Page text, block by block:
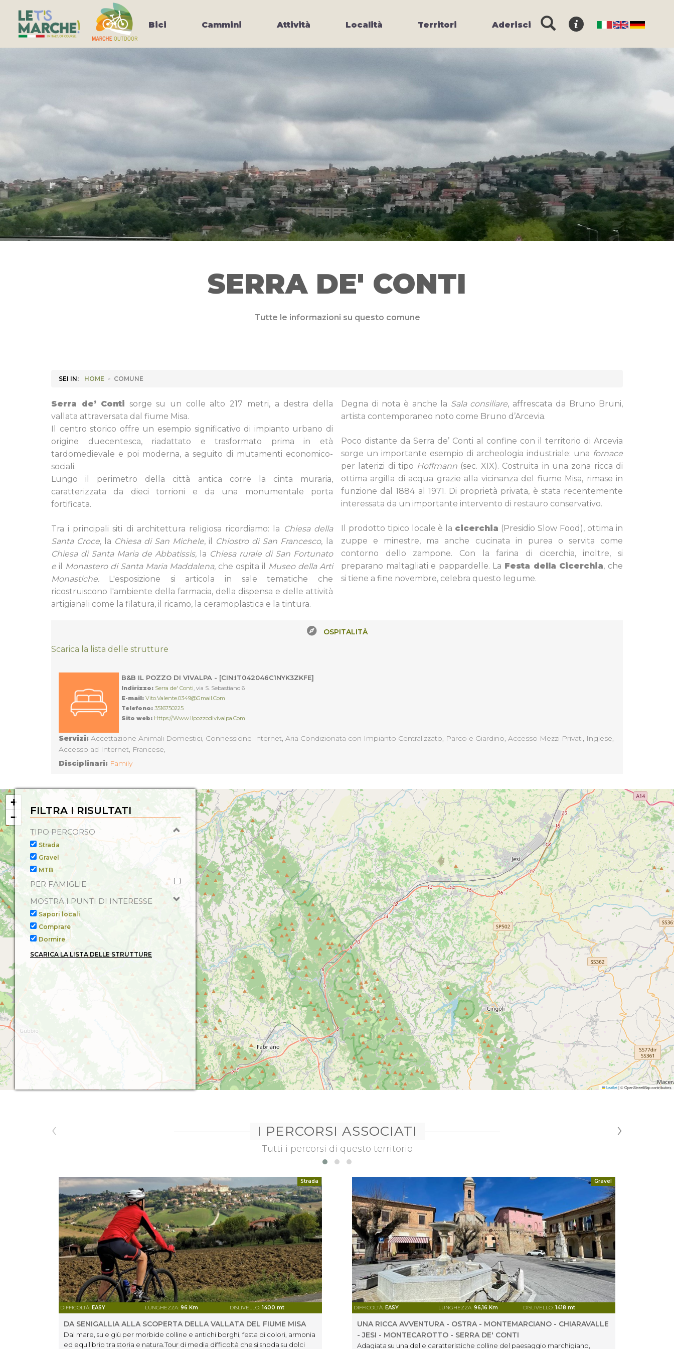
Bici Cammini Attività Località Territori Aderisci
SERRA DE' CONTI
Tutte le informazioni su questo comune
SEI IN: HOME > COMUNE
Serra de’ Conti sorge su un colle alto 217 metri, a destra della
vallata attraversata dal fiume Misa.
Il centro storico offre un esempio significativo di impianto urbano di
origine duecentesca, riadattato e trasformato prima in età
tardomedievale e poi moderna, a seguito di mutamenti economico-
sociali.
Lungo il perimetro della città antica corre la cinta muraria,
caratterizzata da dieci torrioni e da una monumentale porta
fortificata.
Tra i principali siti di architettura religiosa ricordiamo: la Chiesa della
Santa Croce, la Chiesa di San Michele, il Chiostro di San Francesco, la
Chiesa di Santa Maria de Abbatissis,
la Chiesa rurale di San Fortunato
e il Monastero di Santa Maria Maddalena, che ospita il
Museo della Arti
Monastiche.
L'esposizione si articola in sale tematiche che
ricostruiscono l'ambiente della farmacia, della dispensa e delle attività
artigianali come la filatura, il ricamo, la ceramoplastica e la tintura.
Degna di nota è anche la Sala consiliare, affrescata da Bruno Bruni,
artista contemporaneo noto come Bruno d’Arcevia.
Poco distante da Serra de’ Conti al confine con il territorio di Arcevia
sorge un importante esempio di archeologia industriale: una fornace
per laterizi di tipo Hoffmann (sec. XIX). Costruita in una zona ricca di
ottima argilla di acqua grazie alla vicinanza del fiume Misa, rimase in
funzione dal 1884 al 1971. Di proprietà privata, è stata recentemente
interessata da un importante intervento di restauro conservativo.
Il prodotto tipico locale è la cicerchia (Presidio Slow Food), ottima in
zuppe e minestre, ma anche cucinata in purea o servita come
contorno dello zampone. Con la farina di cicerchia, inoltre, si
preparano maltagliati e pappardelle. La Festa della Cicerchia, che
si tiene a fine novembre, celebra questo legume.
OSPITALITÀ
Scarica la lista delle strutture
B&B IL POZZO DI VIVALPA - [CIN:IT042046C1NYK3ZKFE]
Indirizzo: Serra de' Conti, via S. Sebastiano 6
E-mail: Vito.valente.0349@gmail.com
Telefono: 3516750225
Sito web: Https://www.ilpozzodivivalpa.com
Servizi: Accettazione Animali Domestici, Connessione Internet, Aria Condizionata con Impianto Centralizzato, Parco e Giardino, Accesso Mezzi Privati, Inglese,
Accesso ad Internet, Francese,
Disciplinari: Family
+
−
Leaflet|© OpenStreetMap contributors
FILTRA I RISULTATI
TIPO PERCORSO
Strada
Gravel
MTB
PER FAMIGLIE
MOSTRA I PUNTI DI INTERESSE
Sapori locali
Comprare
Dormire
SCARICA LA LISTA DELLE STRUTTURE
I PERCORSI ASSOCIATI
Tutti i percorsi di questo territorio
Strada
DIFFICOLTÀ: EASY LUNGHEZZA:96 Km DISLIVELLO:1400 mt
DA SENIGALLIA ALLA SCOPERTA DELLA VALLATA DEL FIUME MISA
Dal mare, su e giù per morbide colline e antichi borghi, festa di colori, armonia
ed equilibrio tra storia e natura.Tour di media difficoltà che si snoda su dolci
Gravel
DIFFICOLTÀ: EASY LUNGHEZZA:96,16 Km DISLIVELLO:1418 mt
UNA RICCA AVVENTURA - OSTRA - MONTEMARCIANO - CHIARAVALLE
- JESI - MONTECAROTTO - SERRA DE' CONTI
Adagiata su una delle caratteristiche colline del paesaggio marchigiano,
‹ ›